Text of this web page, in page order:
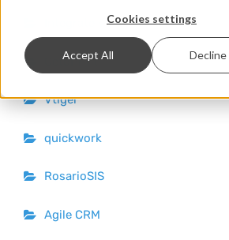
Cookies settings
Accept All Decline
OctoPrint
Vtiger
quickwork
RosarioSIS
Agile CRM